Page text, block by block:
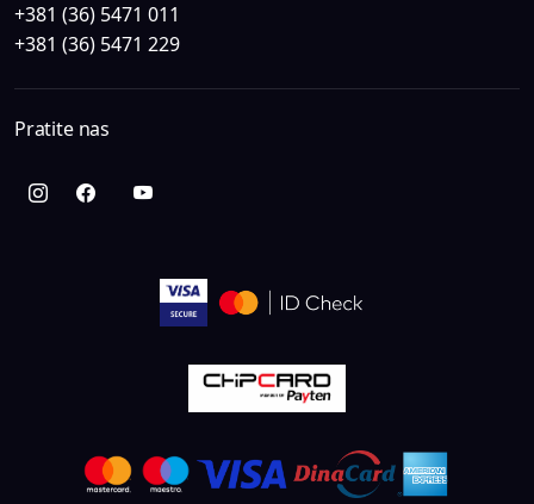
+381 (36) 5471 011
+381 (36) 5471 229
Pratite nas